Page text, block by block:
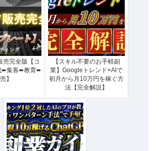
売完全版【コ
➨集客➨教育➨
】
【スキル不要のお手軽副
業】Googleトレンド×AIで
初月から月10万円を稼ぐ方
法【完全解説】